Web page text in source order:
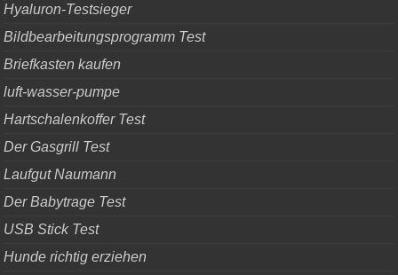
Hyaluron-Testsieger
Bildbearbeitungsprogramm Test
Briefkasten kaufen
luft-wasser-pumpe
Hartschalenkoffer Test
Der Gasgrill Test
Laufgut Naumann
Der Babytrage Test
USB Stick Test
Hunde richtig erziehen